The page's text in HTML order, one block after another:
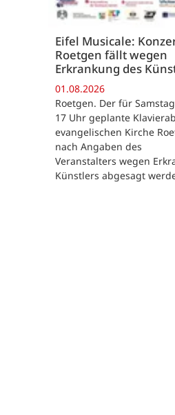
Eifel Musicale:
Roetgen fällt wegen
Erkrankung des
01.08.2026
Roetgen. Der für
17 Uhr geplante
evangelischen Kirche
nach Angaben des
Veranstalters wegen
Künstlers abgesagt